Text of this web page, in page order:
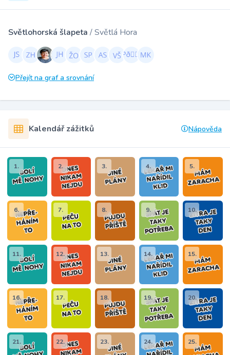
Světlohorská šlapeta / Světlá Hora
Přejít na graf a srovnání
Kalendář zážitků Nápověda
1. 2. 3. 4. 5.
6. 7. 8. 9. 10.
11. 12. 13. 14. 15.
16. 17. 18. 19. 20.
21. 22. 23. 24. 25.